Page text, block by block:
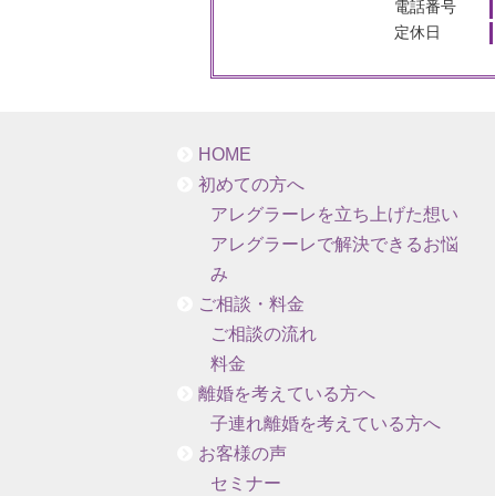
電話番号
定休日
HOME
初めての方へ
アレグラーレを立ち上げた想い
アレグラーレで解決できるお悩
み
ご相談・料金
ご相談の流れ
料金
離婚を考えている方へ
子連れ離婚を考えている方へ
お客様の声
セミナー